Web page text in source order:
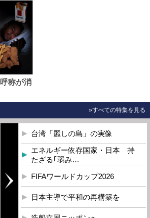
称が消
»すべての特集を見る
台湾「麗しの島」の実像
エネルギー依存国家・日本 持
たざる｢弱み…
FIFAワールドカップ2026
日本主導で平和の再構築を